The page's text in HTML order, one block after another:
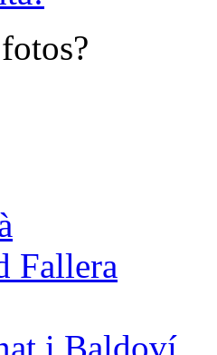
Fallera